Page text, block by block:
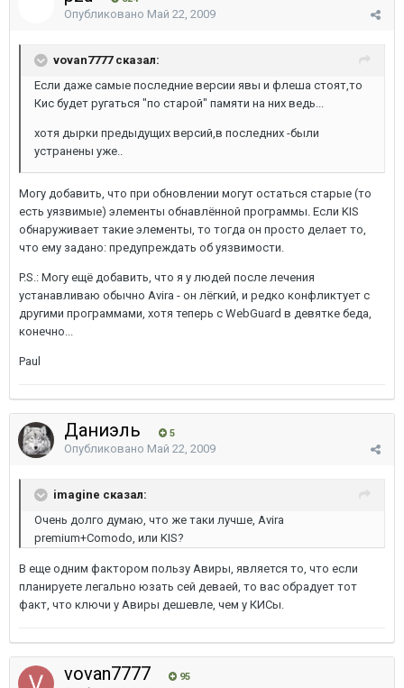
Опубликовано Май 22, 2009
vovan7777 сказал:
Если даже самые последние версии явы и флеша стоят,то
Кис будет ругаться "по старой" памяти на них ведь...
хотя дырки предыдущих версий,в последних -были
устранены уже..
Могу добавить, что при обновлении могут остаться старые (то
есть уязвимые) элементы обнавлённой программы. Если KIS
обнаруживает такие элементы, то тогда он просто делает то,
что ему задано: предупреждать об уязвимости.
P.S.: Могу ещё добавить, что я у людей после лечения
устанавливаю обычно Avira - он лёгкий, и редко конфликтует с
другими программами, хотя теперь с WebGuard в девятке беда,
конечно...
Paul
Даниэль 5
Опубликовано Май 22, 2009
imagine сказал:
Очень долго думаю, что же таки лучше, Avira
premium+Comodo, или KIS?
В еще одним фактором пользу Авиры, является то, что если
планируете легально юзать сей деваей, то вас обрадует тот
факт, что ключи у Авиры дешевле, чем у КИСы.
vovan7777 95